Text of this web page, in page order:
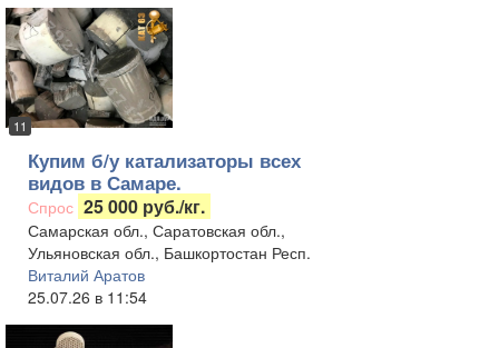
11
Купим б/у катализаторы всех
видов в Самаре.
Спрос 25 000 руб./кг.
Самарская обл., Саратовская обл.,
Ульяновская обл., Башкортостан Респ.
Виталий Аратов
25.07.26 в 11:54